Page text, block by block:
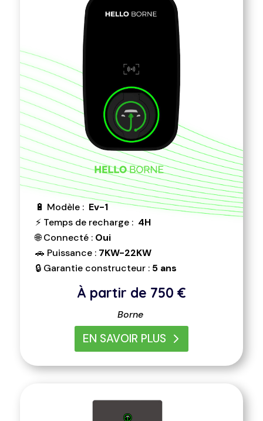
🔋 Modèle : Ev-1
⚡ Temps de recharge : 4H
🌐 Connecté : Oui
🚗 Puissance : 7KW-22KW
🔒 Garantie constructeur : 5 ans
À partir de 750 €
Borne
EN SAVOIR PLUS